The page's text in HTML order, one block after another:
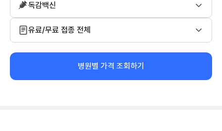
독감백신
유료/무료 접종 전체
병원별 가격 조회하기